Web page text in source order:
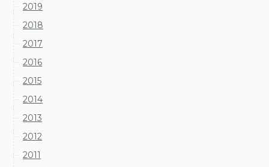
2019
2018
2017
2016
2015
2014
2013
2012
2011